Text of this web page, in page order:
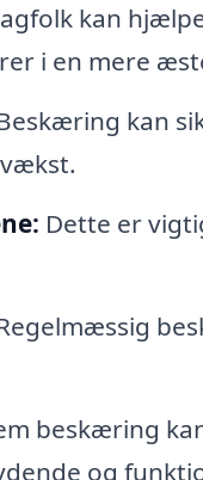
kan
i en mere
kan
Dette er
beskæring
og